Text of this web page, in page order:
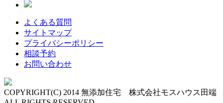
よくある質問
サイトマップ
プライバシーポリシー
相談予約
お問い合わせ
COPYRIGHT(C) 2014 無添加住宅 株式会社モスハウス田端